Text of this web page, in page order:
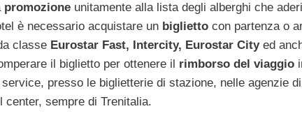
promozione unitamente alla lista degli alberghi che
è necessario acquistare un biglietto con partenza o
classe Eurostar Fast, Intercity, Eurostar Cityed
il biglietto per ottenere il rimborso del viaggio
presso le biglietterie di stazione, nelle agenzie di
sempre di Trenitalia.